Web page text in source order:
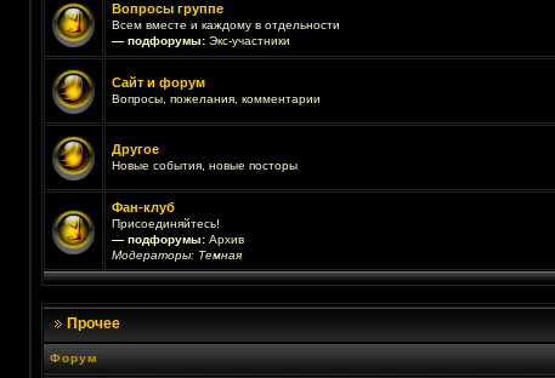
Вопросы группе
Всем вместе и каждому в отдельности
— подфорумы: Экс-участники
Сайт и форум
Вопросы, пожелания, комментарии
Другое
Новые события, новые посторы
Фан-клуб
Присоединяйтесь!
— подфорумы: Архив
Модераторы: Темная
Прочее
Форум